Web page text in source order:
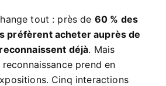
tout : près de 60 % des
préfèrent acheter auprès de
déjà. Mais
prend en
Cinq interactions